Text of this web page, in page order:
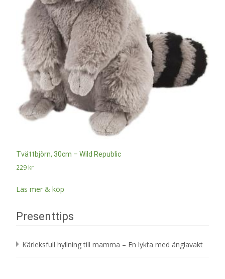
Tvättbjörn, 30cm – Wild Republic
229 kr
Läs mer & köp
Presenttips
Kärleksfull hyllning till mamma – En lykta med änglavakt